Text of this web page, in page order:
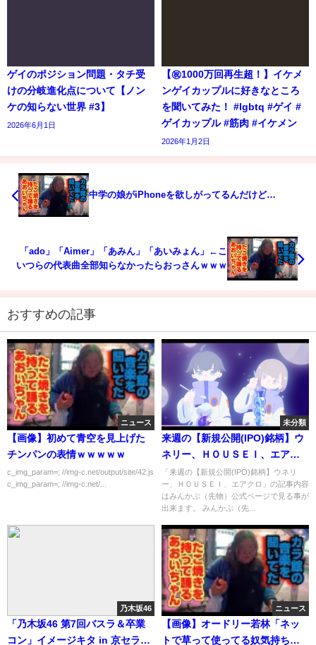
ゲイのポジション問題・タチ受
けの分岐進化点について【ノン
ケの知らない世界 #3】
2026年6月1日
【㊗️1000万回再生超！】イケメ
ンゲイカップルに好きなところ
を聞いてみた！ #lgbtq #ゲイ #
ゲイカップル #筋肉 #イケメン
2026年1月2日
中学の娘がiPhoneを欲しがってるんだけど…
「ado」「Aimer」「あみん」「あいみょん」←こ
いつらの代表曲全部知らなかったらおっさんｗｗｗ
おすすめの記事
ニュース
【画像】初めて青空を見上げた
チンパンの表情ｗｗｗｗｗ
c_img_param=; //img-c.net/output/site/42.js
c_img_param=; //img-c.net/...
未分類
来週の【新規公開(IPO)銘柄】ウ
ネリー、ＨＯＵＳＥＩ、エアク
ロ
「来週の【新規公開(IPO)銘柄】ウネリ
ー、ＨＯＵＳＥＩ、エアクロ」の記事内容
はみんかぶ（先物）公式ページで見る事が
出来ます。 みんかぶ（先...
乃木坂46
「乃木坂46 第7回バスラ＆卒業
コン」イメージキタ in 京セラド
ニュース
【画像】オードリー若林「ネッ
トで草って使ってる奴気持ち悪